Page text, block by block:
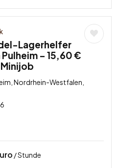
Lagerhelfer
– 15,60 €
Nordrhein-Westfalen,
/ Stunde